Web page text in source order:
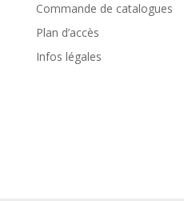
Commande de catalogues
Plan d’accès
Infos légales